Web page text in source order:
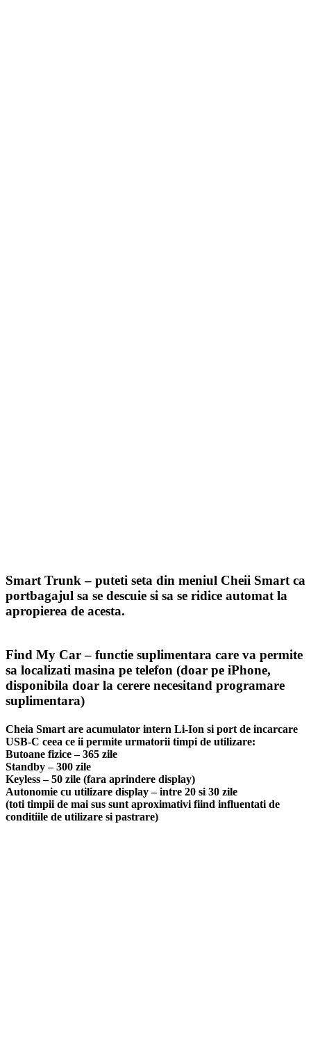
Smart Trunk – puteti seta din meniul Cheii Smart ca
portbagajul sa se descuie si sa se ridice automat la
apropierea de acesta.
Find My Car– functie suplimentara care va permite
sa localizati masina pe telefon (doar pe iPhone,
disponibila doar la cerere necesitand programare
suplimentara)
Cheia Smart are acumulator intern Li-Ion si port de incarcare
USB-C ceea ce ii permite urmatorii timpi de utilizare:
Butoane fizice – 365 zile
Standby – 300 zile
Keyless – 50 zile (fara aprindere display)
Autonomie cu utilizare display – intre 20 si 30 zile
(toti timpii de mai sus sunt aproximativi fiind influentati de
conditiile de utilizare si pastrare)